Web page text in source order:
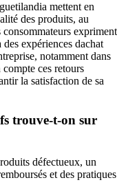
mettent en
des produits, au
expriment
expériences dachat
notamment dans
ces retours
la satisfaction de sa
trouve-t-on sur
défectueux, un
et des pratiques